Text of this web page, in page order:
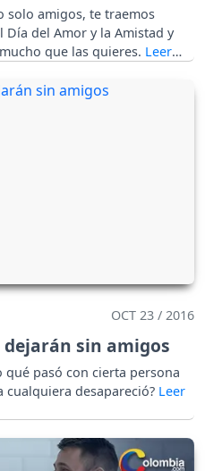
solo amigos, te traemos
del Amor y la Amistad y
que las quieres.
OCT 23 / 2016
sin amigos
qué pasó con cierta persona
cualquiera desapareció?